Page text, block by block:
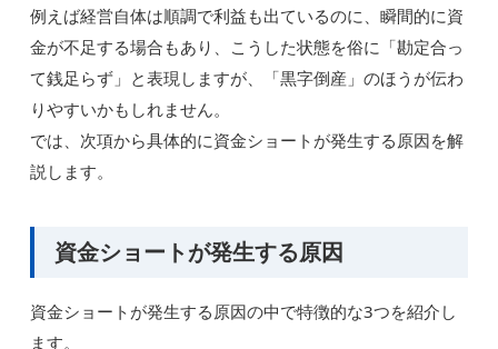
例えば経営自体は順調で利益も出ているのに、瞬間的に資
金が不足する場合もあり、こうした状態を俗に「勘定合っ
て銭足らず」と表現しますが、「黒字倒産」のほうが伝わ
りやすいかもしれません。
では、次項から具体的に資金ショートが発生する原因を解
説します。
資金ショートが発生する原因
資金ショートが発生する原因の中で特徴的な3つを紹介し
ます。